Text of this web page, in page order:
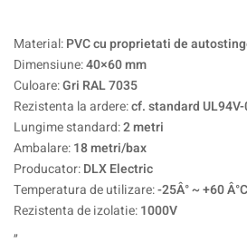
Material:PVC cu proprietati de
Dimensiune:40×60 mm
Culoare:Gri RAL 7035
Rezistenta la ardere:cf. standard UL94V-
Lungime standard:2 metri
Ambalare:18 metri/bax
Producator:DLX Electric
Temperatura de utilizare:-25Â° ~ +60 Â°C
Rezistenta de izolatie:1000V
„